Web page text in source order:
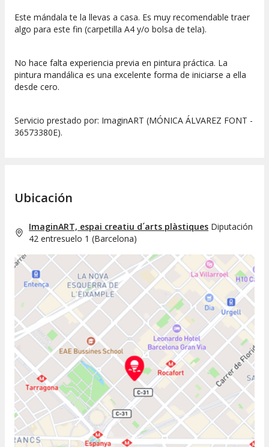
Este mándala te la llevas a casa. Es muy recomendable traer
algo para este fin (carpetilla A4 y/o bolsa de tela).
No hace falta experiencia previa en pintura práctica. La
pintura mandálica es una excelente forma de iniciarse a ella
desde cero.
Servicio prestado por: ImaginART (MÓNICA ÁLVAREZ FONT -
36573380E).
Ubicación
ImaginART, espai creatiu d´arts plàstiques Diputación
42 entresuelo 1 (Barcelona)